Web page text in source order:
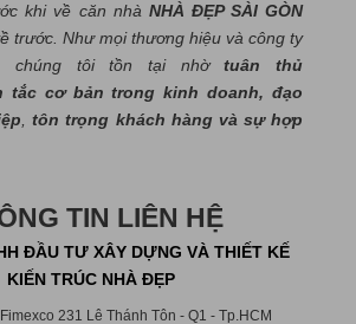
khi về căn nhà NHÀ ĐẸP SÀI GÒN
trước. Như mọi thương hiệu và công ty
chúng tôi tồn tại nhờtuân thủ
tắc cơ bản trong kinh doanh, đạo
,tôn trọng khách hàng và sự hợp
TIN LIÊN HỆ
ĐẦU TƯ XÂY DỰNG VÀ THIẾT KẾ
KIẾN TRÚC NHÀ ĐẸP
231 Lê Thánh Tôn - Q1 - Tp.HCM